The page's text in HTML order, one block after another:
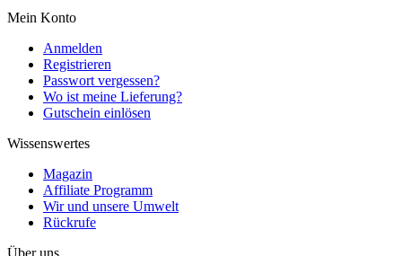
Mein Konto
Anmelden
Registrieren
Passwort vergessen?
Wo ist meine Lieferung?
Gutschein einlösen
Wissenswertes
Magazin
Affiliate Programm
Wir und unsere Umwelt
Rückrufe